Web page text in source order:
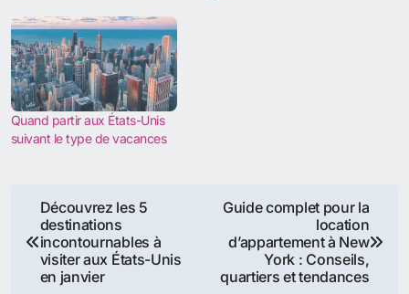
Quand partir aux États-Unis
suivant le type de vacances
Navigation
de
l’article
Découvrez les 5
destinations
incontournables à
visiter aux États-Unis
en janvier
Guide complet pour la
location
d’appartement à New
York : Conseils,
quartiers et tendances